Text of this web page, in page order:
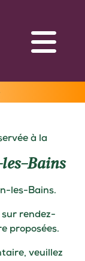
à la
Bains
les-Bains.
sur rendez-
proposées.
veuillez